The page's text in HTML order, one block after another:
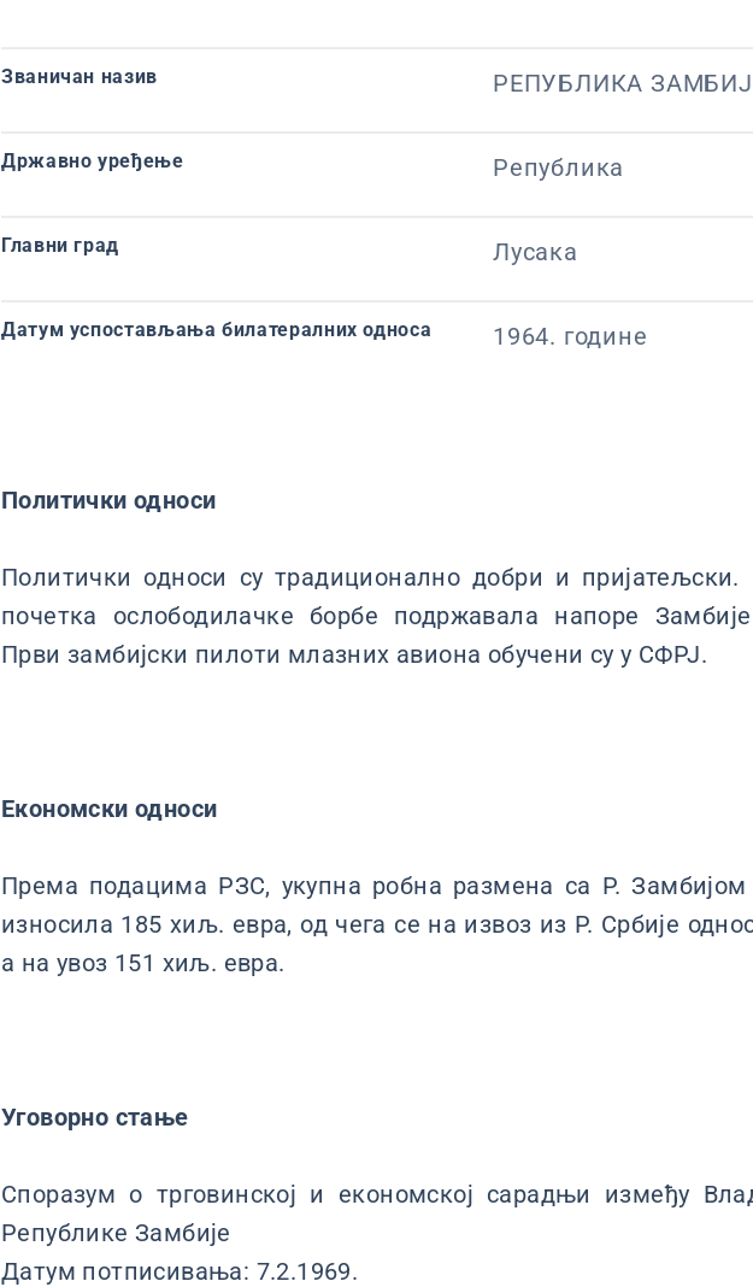
Званичан назив РЕПУБЛИКА
Државно уређење Република
Главни град Лусака
Датум успостављања билатералних односа 1964. године
Политички односи
Политички односи су традиционално добри и
почетка ослободилачке борбе подржавала напоре
Први замбијски пилоти млазних авиона обучени су у СФРЈ.
Економски односи
Према подацима РЗС, укупна робна размена са Р. Замбијом
износила 185 хиљ. евра, од чега се на извоз из Р. Србије
а на увоз 151 хиљ. евра.
Уговорно стање
Споразум о трговинској и економској сарадњи између
Републике Замбије
Датум потписивања: 7.2.1969.